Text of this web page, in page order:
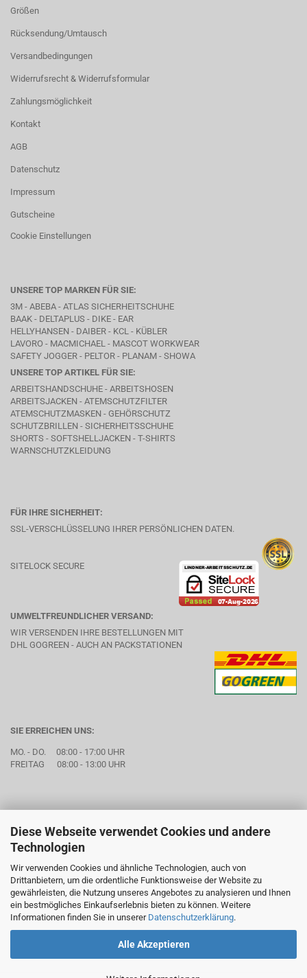
Diese Webseite verwendet Cookies und andere
Technologien
Wir verwenden Cookies und ähnliche Technologien, auch von
Drittanbietern, um die ordentliche Funktionsweise der Website zu
gewährleisten, die Nutzung unseres Angebotes zu analysieren und Ihnen
ein bestmögliches Einkaufserlebnis bieten zu können. Weitere
Informationen finden Sie in unserer Datenschutzerklärung.
Alle Akzeptieren
Größen
Rücksendung/Umtausch
Versandbedingungen
Widerrufsrecht & Widerrufsformular
Zahlungsmöglichkeit
Kontakt
AGB
Datenschutz
Impressum
Gutscheine
Cookie Einstellungen
UNSERE TOP MARKEN FÜR SIE:
3M - ABEBA - ATLAS SICHERHEITSCHUHE
BAAK - DELTAPLUS - DIKE - EAR
HELLYHANSEN - DAIBER - KCL - KÜBLER
LAVORO - MACMICHAEL - MASCOT WORKWEAR
SAFETY JOGGER - PELTOR - PLANAM - SHOWA
UNSERE TOP ARTIKEL FÜR SIE:
ARBEITSHANDSCHUHE - ARBEITSHOSEN
ARBEITSJACKEN - ATEMSCHUTZFILTER
ATEMSCHUTZMASKEN - GEHÖRSCHUTZ
SCHUTZBRILLEN - SICHERHEITSSCHUHE
SHORTS - SOFTSHELLJACKEN - T-SHIRTS
WARNSCHUTZKLEIDUNG
FÜR IHRE SICHERHEIT:
SSL-VERSCHLÜSSELUNG IHRER PERSÖNLICHEN DATEN.
SITELOCK SECURE
UMWELTFREUNDLICHER VERSAND:
WIR VERSENDEN IHRE BESTELLUNGEN MIT
DHL GOGREEN - AUCH AN PACKSTATIONEN
SIE ERREICHEN UNS:
MO. - DO. 08:00 - 17:00 UHR
FREITAG 08:00 - 13:00 UHR